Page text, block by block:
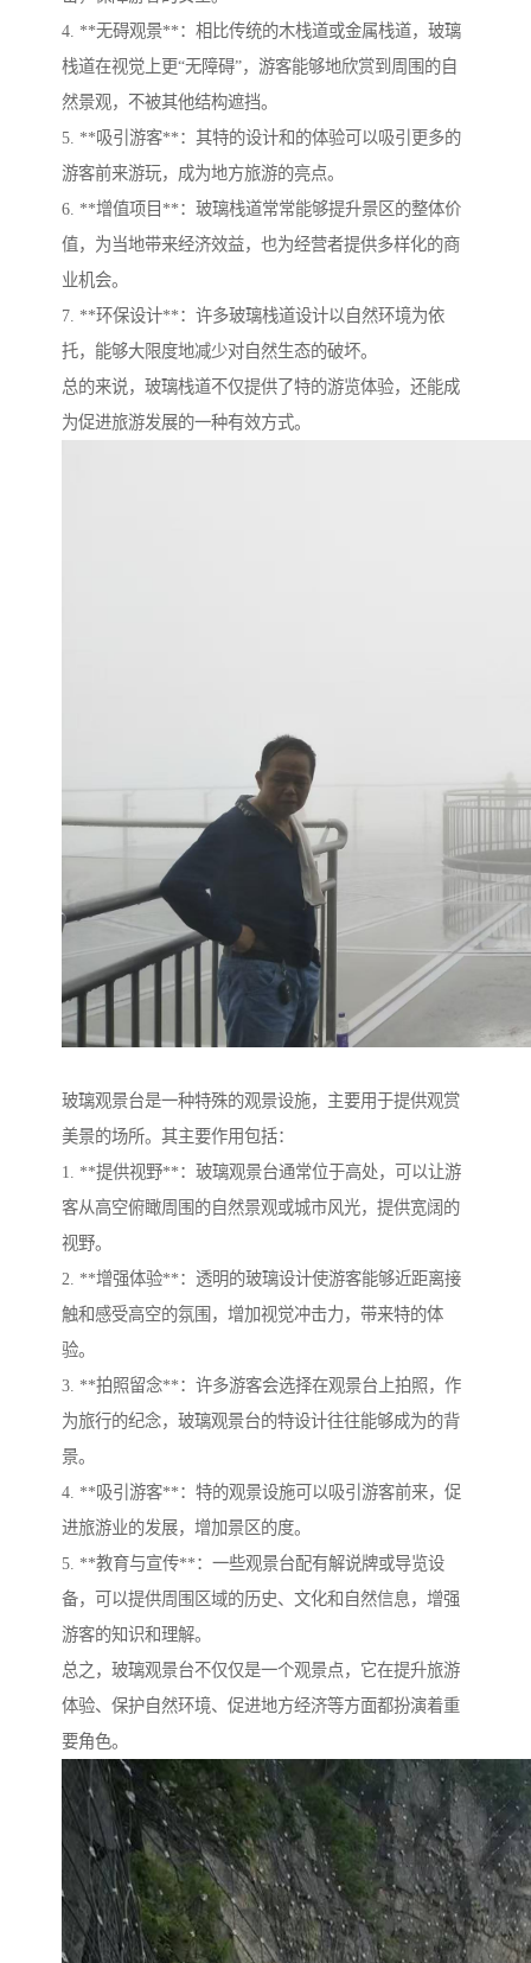
4. **无碍观景**：相比传统的木栈道或金属栈道，玻璃
栈道在视觉上更“无障碍”，游客能够地欣赏到周围的自
然景观，不被其他结构遮挡。
5. **吸引游客**：其特的设计和的体验可以吸引更多的
游客前来游玩，成为地方旅游的亮点。
6. **增值项目**：玻璃栈道常常能够提升景区的整体价
值，为当地带来经济效益，也为经营者提供多样化的商
业机会。
7. **环保设计**：许多玻璃栈道设计以自然环境为依
托，能够大限度地减少对自然生态的破坏。
总的来说，玻璃栈道不仅提供了特的游览体验，还能成
为促进旅游发展的一种有效方式。
玻璃观景台是一种特殊的观景设施，主要用于提供观赏
美景的场所。其主要作用包括：
1. **提供视野**：玻璃观景台通常位于高处，可以让游
客从高空俯瞰周围的自然景观或城市风光，提供宽阔的
视野。
2. **增强体验**：透明的玻璃设计使游客能够近距离接
触和感受高空的氛围，增加视觉冲击力，带来特的体
验。
3. **拍照留念**：许多游客会选择在观景台上拍照，作
为旅行的纪念，玻璃观景台的特设计往往能够成为的背
景。
4. **吸引游客**：特的观景设施可以吸引游客前来，促
进旅游业的发展，增加景区的度。
5. **教育与宣传**：一些观景台配有解说牌或导览设
备，可以提供周围区域的历史、文化和自然信息，增强
游客的知识和理解。
总之，玻璃观景台不仅仅是一个观景点，它在提升旅游
体验、保护自然环境、促进地方经济等方面都扮演着重
要角色。